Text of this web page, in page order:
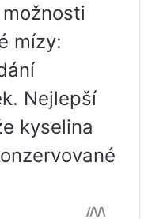
mízy:
Nejlepší
kyselina